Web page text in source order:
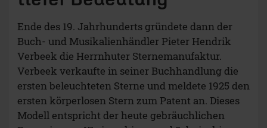
Ende des 19. Jahrhunderts gründete dann der
Buch- und Musikalienhändler Pieter Hendrik
Verbeek die Herrnhuter Sternemanufaktur.
Verbeek verkaufte in seiner Buchhandlung die
ersten beleuchteten Sterne und meldete 1925 den
ersten körperlosen Stern zum Patent an. Dieses
Modell entspricht der heute gebräuchlichen